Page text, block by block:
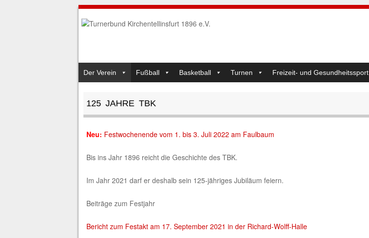
MENU
SKIP TO CONTENT
Der Verein Fußball Basketball Turnen Freizeit- und Gesundheitssport
125 JAHRE TBK
Neu: Festwochenende vom 1. bis 3. Juli 2022 am Faulbaum
Bis ins Jahr 1896 reicht die Geschichte des TBK.
Im Jahr 2021 darf er deshalb sein 125-jähriges Jubiläum feiern.
Beiträge zum Festjahr
Bericht zum Festakt am 17. September 2021 in der Richard-Wolff-Halle